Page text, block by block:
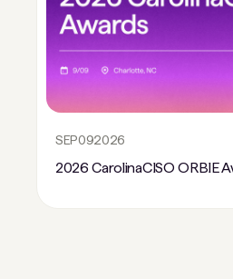
SEP092026
2026 CarolinaCISO ORBIE